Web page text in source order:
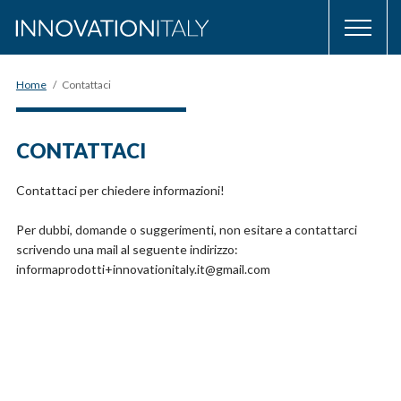
Home / Contattaci
CONTATTACI
Contattaci per chiedere informazioni!
Per dubbi, domande o suggerimenti, non esitare a contattarci
scrivendo una mail al seguente indirizzo:
informaprodotti+innovationitaly.it@gmail.com